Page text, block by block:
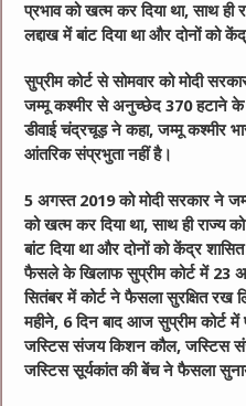
प्रभाव को खत्म कर दिया था, साथ ही
लद्दाख में बांट दिया था और दोनों को
सुप्रीम कोर्ट से सोमवार को मोदी
जम्मू कश्मीर से अनुच्छेद 370 हटाने
डीवाई चंद्रचूड़ ने कहा, जम्मू कश्मीर
आंतरिक संप्रभुता नहीं है।
5 अगस्त 2019 को मोदी सरकार ने
को खत्म कर दिया था, साथ ही राज्य
बांट दिया था और दोनों को केंद्र
फैसले के खिलाफ सुप्रीम कोर्ट में 23
सितंबर में कोर्ट ने फैसला सुरक्षित
महीने, 6 दिन बाद आज सुप्रीम कोर्ट
जस्टिस संजय किशन कौल, जस्टिस
जस्टिस सूर्यकांत की बेंच ने फैसला